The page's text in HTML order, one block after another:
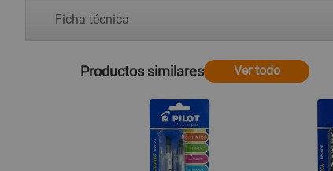
Ficha técnica
Productos similares Ver todo